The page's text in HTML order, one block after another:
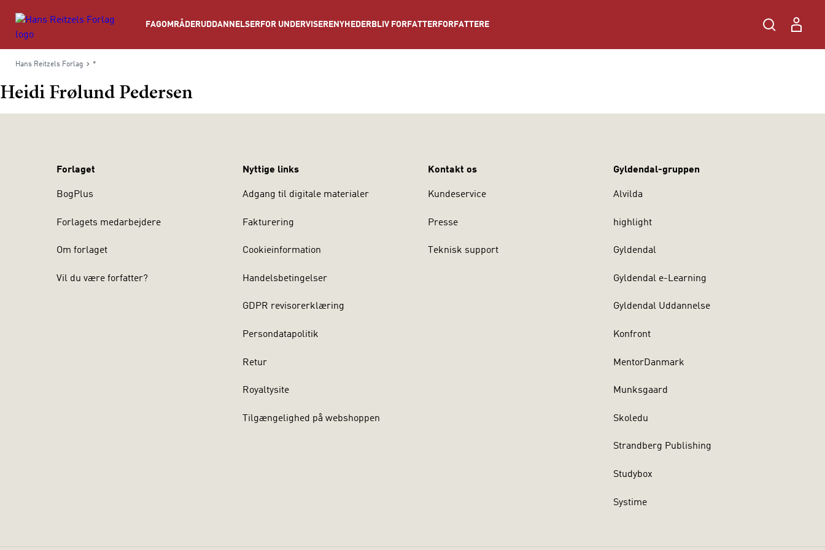
FAGOMRÅDERUDDANNELSER FOR UNDERVISERE NYHEDER BLIV FORFATTER FORFATTERE
Hans Reitzels Forlag *
Heidi Frølund Pedersen
Forlaget
BogPlus
Forlagets medarbejdere
Om forlaget
Vil du være forfatter?
Nyttige links
Adgang til digitale materialer
Fakturering
Cookieinformation
Handelsbetingelser
GDPR revisorerklæring
Persondatapolitik
Retur
Royaltysite
Tilgængelighed på webshoppen
Kontakt os
Kundeservice
Presse
Teknisk support
Gyldendal-gruppen
Alvilda
highlight
Gyldendal
Gyldendal e-Learning
Gyldendal Uddannelse
Konfront
MentorDanmark
Munksgaard
Skoledu
Strandberg Publishing
Studybox
Systime